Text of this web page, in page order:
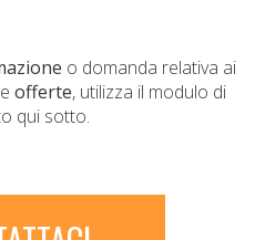
o domanda relativa ai
offerte, utilizza il modulo di
qui sotto.